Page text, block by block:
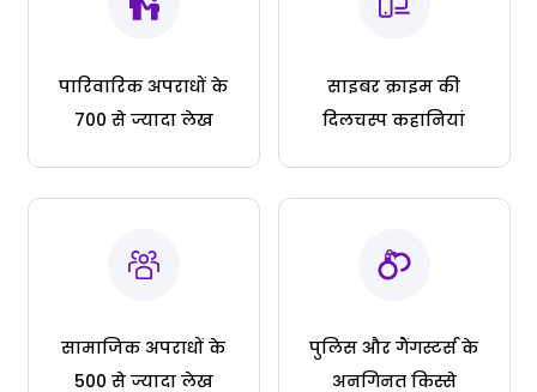
पारिवारिक अपराधों के
700 से ज्यादा लेख
साइबर क्राइम की
दिलचस्प कहानियां
सामाजिक अपराधों के
500 से ज्यादा लेख
पुलिस और गैंगस्टर्स के
अनगिनत किस्से